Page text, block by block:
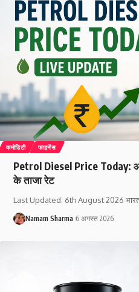
कमोडिटी फाइनेंस
Petrol Diesel Price Today:
के ताजा रेट
Last Updated: 6th August 2026
Namam Sharma 6 अगस्त 2026